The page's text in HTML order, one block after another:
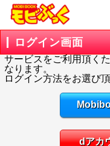
ログイン画面
サービスをご利用頂く
なります。
ログイン方法をお選び
dアカ